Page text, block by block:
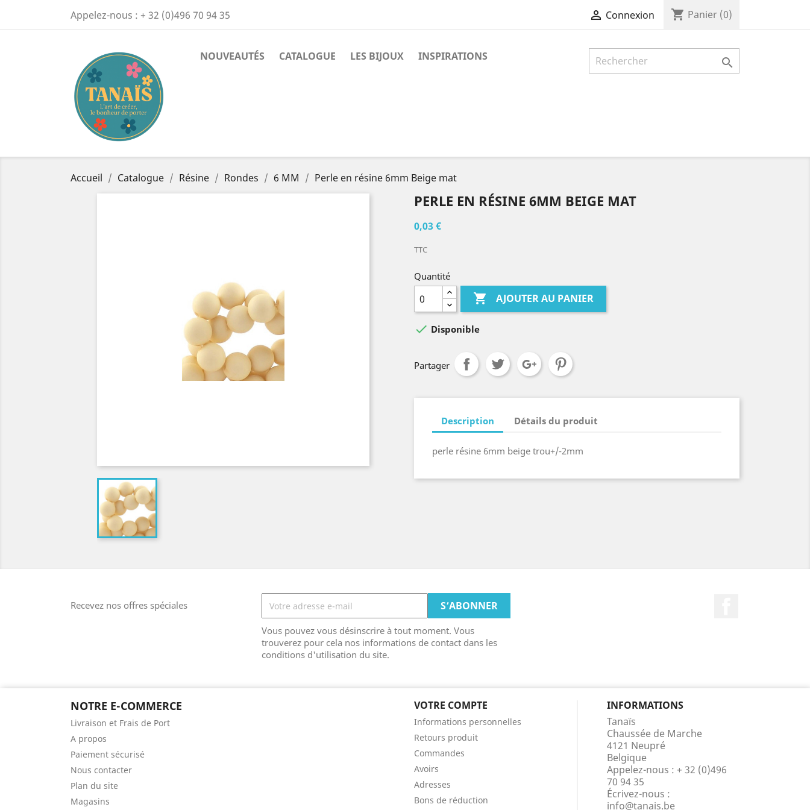
Appelez-nous : + 32 (0)496 70 94 35  Connexion shopping_cart Panier (0)
NOUVEAUTÉS CATALOGUE LES BIJOUX INSPIRATIONS 
Accueil Catalogue Résine Rondes 6 MM Perle en résine 6mm Beige mat
PERLE EN RÉSINE 6MM BEIGE MAT
0,03 €
TTC
Quantité
 AJOUTER AU PANIER
 Disponible
Partager
Description Détails du produit
perle résine 6mm beige trou+/-2mm
Recevez nos offres spéciales
Vous pouvez vous désinscrire à tout moment. Vous
trouverez pour cela nos informations de contact dans les
conditions d'utilisation du site.
NOTRE E-COMMERCE
Livraison et Frais de Port
A propos
Paiement sécurisé
Nous contacter
Plan du site
Magasins
VOTRE COMPTE
Informations personnelles
Retours produit
Commandes
Avoirs
Adresses
Bons de réduction
INFORMATIONS
Tanaïs
Chaussée de Marche
4121 Neupré
Belgique
Appelez-nous : + 32 (0)496
70 94 35
Écrivez-nous :
info@tanais.be